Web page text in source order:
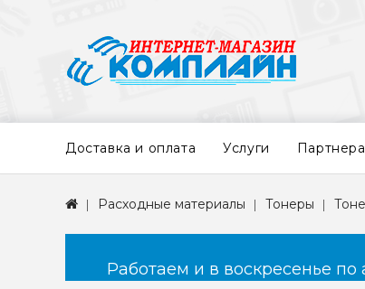
Доставка и оплата Услуги
Расходные материалы Тонеры
Работаем и в воскресенье по